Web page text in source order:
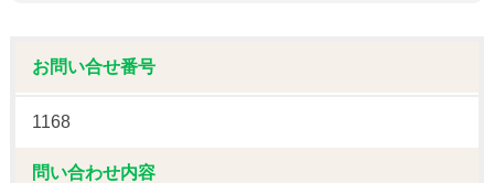
お問い合せ番号
1168
問い合わせ内容